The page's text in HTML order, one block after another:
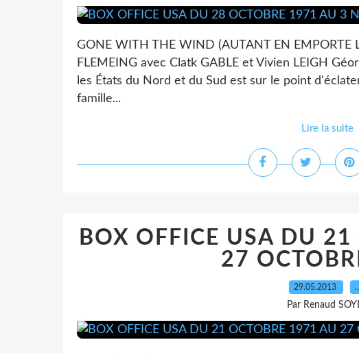
GONE WITH THE WIND (AUTANT EN EMPORTE
FLEMEING avec Clatk GABLE et Vivien LEIGH
les États du Nord et du Sud est sur le point
famille...
Lire la suite
BOX OFFICE USA DU
27
29.05.2013
Par Renaud